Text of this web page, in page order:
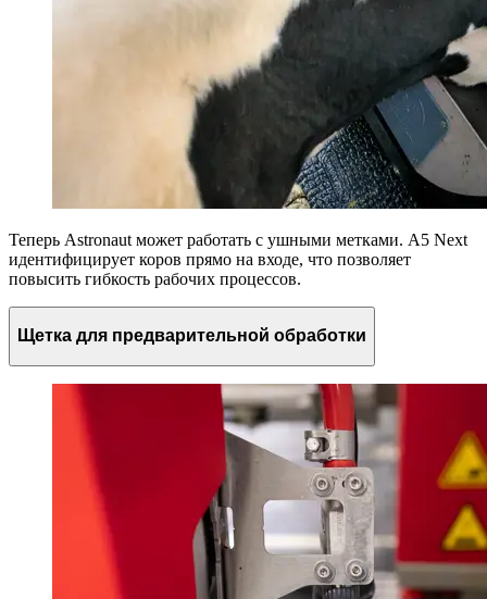
Теперь Astronaut может работать с ушными метками. A5 Next
идентифицирует коров прямо на входе, что позволяет
повысить гибкость рабочих процессов.
Щетка для предварительной обработки